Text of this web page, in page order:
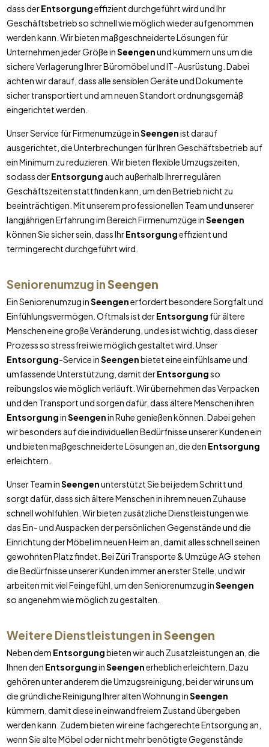
dass derEntsorgungeffizient durchgeführt wird und Ihr
Geschäftsbetrieb so schnell wie möglich wieder aufgenommen
werden kann. Wir bieten maßgeschneiderte Lösungen für
Unternehmen jeder Größe inSeengenund kümmern uns um die
sichere Verlagerung Ihrer Büromöbel und IT-Ausrüstung. Dabei
achten wir darauf, dass alle sensiblen Geräte und Dokumente
sicher transportiert und am neuen Standort ordnungsgemäß
eingerichtet werden.
Unser Service für Firmenumzüge inSeengenist darauf
ausgerichtet, die Unterbrechungen für Ihren Geschäftsbetrieb auf
ein Minimum zu reduzieren. Wir bieten flexible Umzugszeiten,
sodass derEntsorgung auch außerhalb Ihrer regulären
Geschäftszeiten stattfinden kann, um den Betrieb nicht zu
beeinträchtigen. Mit unserem professionellen Team und unserer
langjährigen Erfahrung im Bereich Firmenumzüge inSeengen
können Sie sicher sein, dass IhrEntsorgungeffizient und
termingerecht durchgeführt wird.
Seniorenumzug inSeengen
Ein Seniorenumzug inSeengenerfordert besondere Sorgfalt und
Einfühlungsvermögen. Oftmals ist derEntsorgung für ältere
Menschen eine große Veränderung, und es ist wichtig, dass dieser
Prozess so stressfrei wie möglich gestaltet wird. Unser
Entsorgung-Service inSeengenbietet eine einfühlsame und
umfassende Unterstützung, damit derEntsorgungso
reibungslos wie möglich verläuft. Wir übernehmen das Verpacken
und den Transport und sorgen dafür, dass ältere Menschen ihren
EntsorgunginSeengenin Ruhe genießen können. Dabei gehen
wir besonders auf die individuellen Bedürfnisse unserer Kunden ein
und bieten maßgeschneiderte Lösungen an, die den Entsorgung
erleichtern.
Unser Team inSeengenunterstützt Sie bei jedem Schritt und
sorgt dafür, dass sich ältere Menschen in ihrem neuen Zuhause
schnell wohlfühlen. Wir bieten zusätzliche Dienstleistungen wie
das Ein- und Auspacken der persönlichen Gegenstände und die
Einrichtung der Möbel im neuen Heim an, damit alles schnell seinen
gewohnten Platz findet. Bei Züri Transporte & Umzüge AG stehen
die Bedürfnisse unserer Kunden immer an erster Stelle, und wir
arbeiten mit viel Feingefühl, um den Seniorenumzug inSeengen
so angenehm wie möglich zu gestalten.
Weitere Dienstleistungen inSeengen
Neben dem Entsorgungbieten wir auch Zusatzleistungen an, die
Ihnen den EntsorgunginSeengenerheblich erleichtern. Dazu
gehören unter anderem die Umzugsreinigung, bei der wir uns um
die gründliche Reinigung Ihrer alten Wohnung inSeengen
kümmern, damit diese in einwandfreiem Zustand übergeben
werden kann. Zudem bieten wir eine fachgerechte Entsorgung an,
wenn Sie alte Möbel oder nicht mehr benötigte Gegenstände